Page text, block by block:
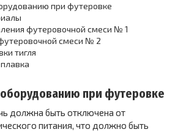
при футеровке
футеровочной смеси № 1
смеси № 2
тигля
при футеровке
должна быть отключена от
питания, что должно быть